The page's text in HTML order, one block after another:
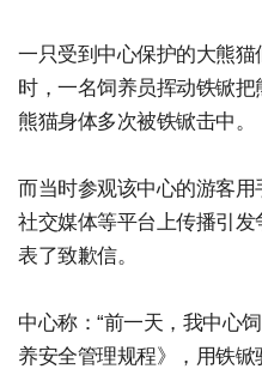
一只受到中心保护的大熊
时，一名饲养员挥动铁锨把
熊猫身体多次被铁锨击中。
而当时参观该中心的游客
社交媒体等平台上传播引
表了致歉信。
中心称：“前一天，我中心
养安全管理规程》，用铁